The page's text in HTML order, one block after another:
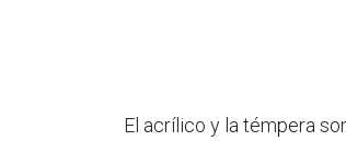
El acrílico y la témpera